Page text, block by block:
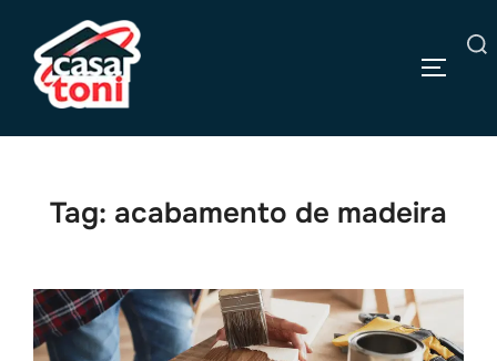
conteúdo
Pesquisar
Tag: acabamento de madeira